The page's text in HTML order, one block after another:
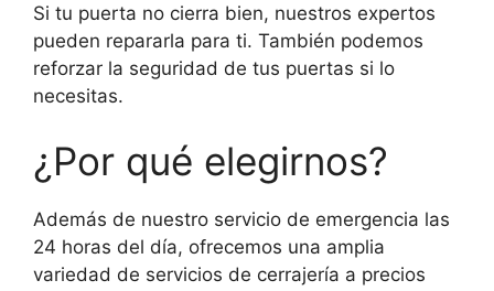
Si tu puerta no cierra bien, nuestros expertos
pueden repararla para ti. También podemos
reforzar la seguridad de tus puertas si lo
necesitas.
¿Por qué elegirnos?
Además de nuestro servicio de emergencia las
24 horas del día, ofrecemos una amplia
variedad de servicios de cerrajería a precios